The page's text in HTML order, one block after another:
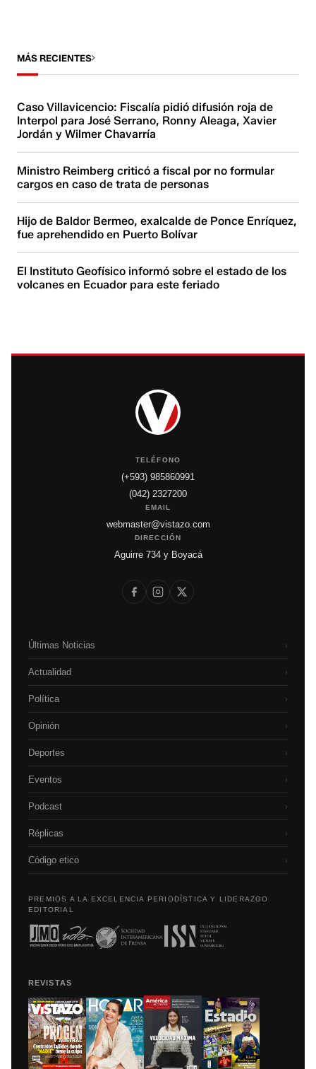
MÁS RECIENTES
Caso Villavicencio: Fiscalía pidió difusión roja de
Interpol para José Serrano, Ronny Aleaga, Xavier
Jordán y Wilmer Chavarría
Ministro Reimberg criticó a fiscal por no formular
cargos en caso de trata de personas
Hijo de Baldor Bermeo, exalcalde de Ponce Enríquez,
fue aprehendido en Puerto Bolívar
El Instituto Geofísico informó sobre el estado de los
volcanes en Ecuador para este feriado
TELÉFONO
(+593) 985860991
(042) 2327200
EMAIL
webmaster@vistazo.com
DIRECCIÓN
Aguirre 734 y Boyacá
Últimas Noticias ›
Actualidad ›
Política ›
Opinión ›
Deportes ›
Eventos ›
Podcast ›
Réplicas ›
Código etico ›
PREMIOS A LA EXCELENCIA PERIODÍSTICA Y LIDERAZGO
EDITORIAL
REVISTAS